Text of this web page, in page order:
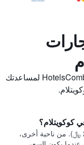
استخدم نصائحنا المستندة إلى بيانات HotelsCombined لمساعدتك
كوكويتلام؟
أرخص يوم للإقامة في كوكويتلام هو الاثنين (263 ﷼). من ناحية أخرى،